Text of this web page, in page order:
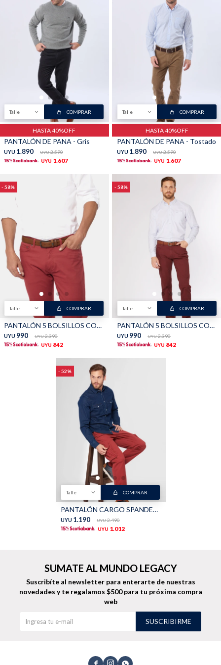
Talle COMPRAR
HASTA 40%OFF
PANTALÓN DE PANA - Gris
UYU 1.890 UYU 2.590
UYU 1.607
Talle COMPRAR
HASTA 40%OFF
PANTALÓN DE PANA - Tostado
UYU 1.890 UYU 2.590
UYU 1.607
58
Talle COMPRAR
PANTALÓN 5 BOLSILLOS CON SPANDEX - Bordeau
UYU 990 UYU 2.390
UYU 842
58
Talle COMPRAR
PANTALÓN 5 BOLSILLOS CON SPANDEX - Bordo Oscuro
UYU 990 UYU 2.390
UYU 842
52
Talle COMPRAR
PANTALÓN CARGO SPANDEX - Terracota
UYU 1.190 UYU 2.490
UYU 1.012
  
SUMATE AL MUNDO LEGACY
Suscribíte al newsletter para enterarte de nuestras
novedades y te regalamos $500 para tu próxima compra
web
SUSCRIBIRME
Buzos Pantalones
Camperas Chalecos
Canguros Jeans
Shorts
Sacos Calzado
Uniformes empresariales
Quiero ser parte Canjear mis puntos
Juntá puntos Friends